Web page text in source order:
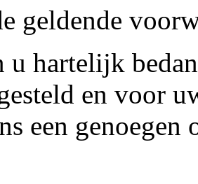
geldende
hartelijk
en voor
een